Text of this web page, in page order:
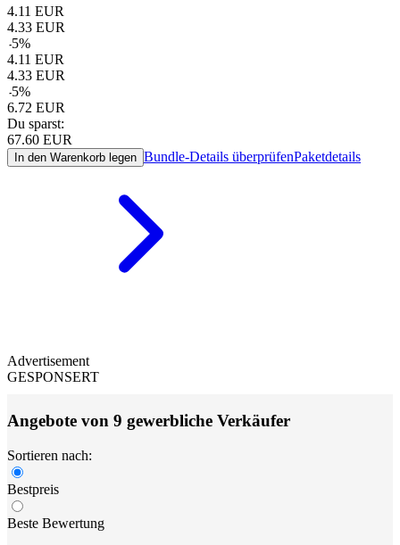
4.11 EUR
4.33 EUR
-5%
4.11 EUR
4.33 EUR
-5%
6.72 EUR
Du sparst:
67.60 EUR
In den Warenkorb legen Bundle-Details überprüfenPaketdetails
Advertisement
GESPONSERT
Angebote von 9 gewerbliche Verkäufer
Sortieren nach:
Bestpreis
Beste Bewertung